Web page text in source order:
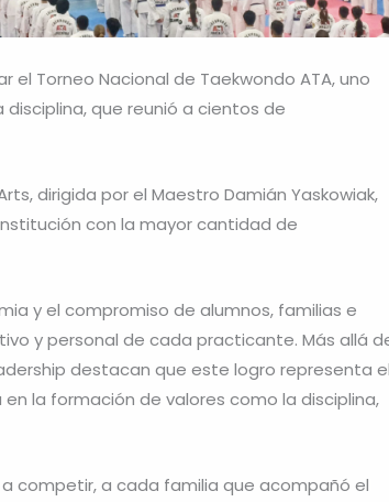
el Torneo Nacional de Taekwondo ATA, uno
que reunió a cientos de
dirigida por el Maestro Damián Yaskowiak,
con la mayor cantidad de
y el compromiso de alumnos, familias e
y personal de cada practicante. Más allá
destacan que este logro representa
la formación de valores como la disciplina,
competir, a cada familia que acompañó el